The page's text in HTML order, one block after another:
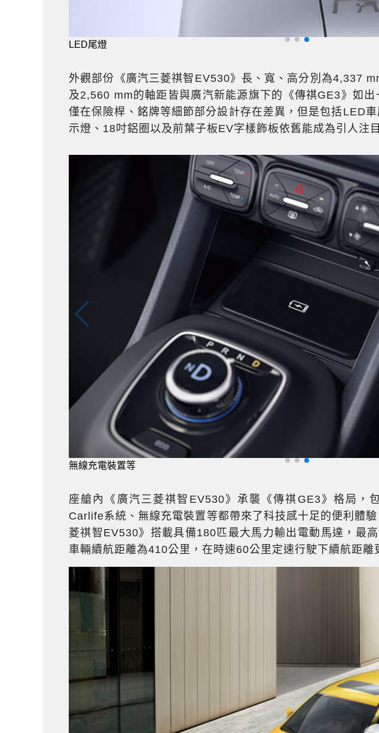
LED尾燈
外觀部份《廣汽三菱祺智EV530》長、寬、高分別為4,337
及2,560 mm的軸距皆與廣汽新能源旗下的《傳祺GE3》如
僅在保險桿、銘牌等細節部分設計存在差異，但是包括LED
示燈、18吋鋁圈以及前葉子板EV字樣飾板依舊能成為引人注
無線充電裝置等
座艙內《廣汽三菱祺智EV530》承襲《傳祺GE3》格局，
Carlife系統、無線充電裝置等都帶來了科技感十足的便利體
菱祺智EV530》搭載具備180匹最大馬力輸出電動馬達，最
車輛續航距離為410公里，在時速60公里定速行駛下續航距離